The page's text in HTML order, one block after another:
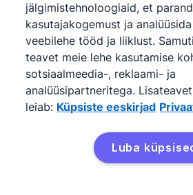
Pipedrive
Teenuse tingimused
Privaatsuseeskirjad
jälgimistehnoloogiaid, et
kasutajakogemust ja
veebilehe tööd ja liiklust.
teavet meie lehe kasutamise
sotsiaalmeedia-, reklaami- ja
analüüsipartneritega. Lisateavet
leiab: Küpsiste eeskirjad
Luba